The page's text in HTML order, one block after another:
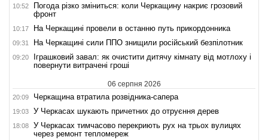
10:52
Погода різко зміниться: коли Черкащину накриє грозовий
фронт
10:17 На Черкащині провели в останню путь прикордонника
09:31 На Черкащині сили ППО знищили російський безпілотник
09:20
Іграшковий завал: як очистити дитячу кімнату від мотлоху і
повернути витрачені гроші
06 серпня 2026
20:09 Черкащина втратила розвідника-сапера
19:03 У Черкасах шукають причетних до отруєння дерев
18:08
У Черкасах тимчасово перекриють рух на трьох вулицях
через ремонт тепломереж